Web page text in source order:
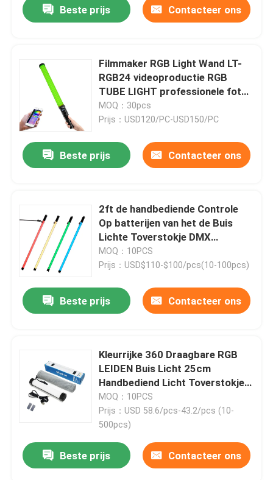
Thuis
Beste prijs Contacteer ons
Filmmaker RGB Light Wand LT-
RGB24 videoproductie RGB
TUBE LIGHT professionele foto
video licht cinematografie
MOQ：30pcs
Prijs：USD120/PC-USD150/PC
Beste prijs Contacteer ons
2ft de handbediende Controle
Op batterijen van het de Buis
Lichte Toverstokje DMX
Bluetooth App van de Fotografie
Lichte Stok 8800mah
MOQ：10PCS
Prijs：USD$110-$100/pcs(10-100pcs)
Beste prijs Contacteer ons
Kleurrijke 360 Draagbare RGB
LEIDEN Buis Licht 25cm
Handbediend Licht Toverstokje
met 14 Gevolgen
MOQ：10PCS
Prijs：USD 58.6/pcs-43.2/pcs (10-
500pcs)
Beste prijs Contacteer ons